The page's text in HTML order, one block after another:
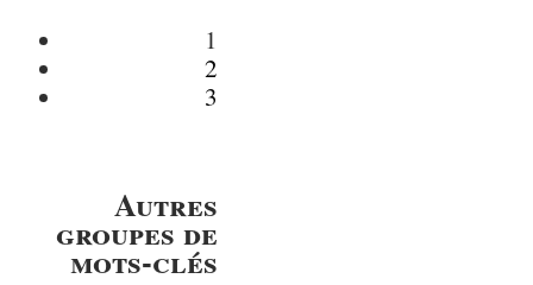
1
2
3
Autres
groupes de
mots-clés